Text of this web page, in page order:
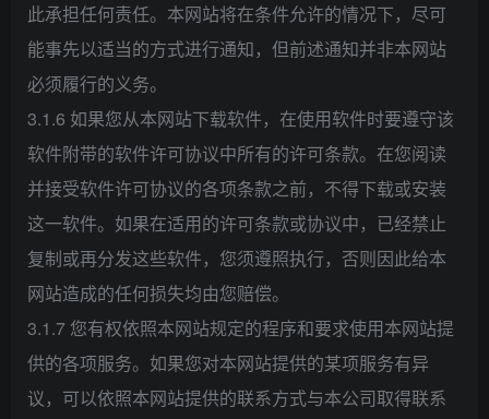
此承担任何责任。本网站将在条件允许的情况下，尽可
能事先以适当的方式进行通知，但前述通知并非本网站
必须履行的义务。
3.1.6 如果您从本网站下载软件，在使用软件时要遵守该
软件附带的软件许可协议中所有的许可条款。在您阅读
并接受软件许可协议的各项条款之前，不得下载或安装
这一软件。如果在适用的许可条款或协议中，已经禁止
复制或再分发这些软件，您须遵照执行，否则因此给本
网站造成的任何损失均由您赔偿。
3.1.7 您有权依照本网站规定的程序和要求使用本网站提
供的各项服务。如果您对本网站提供的某项服务有异
议，可以依照本网站提供的联系方式与本公司取得联系